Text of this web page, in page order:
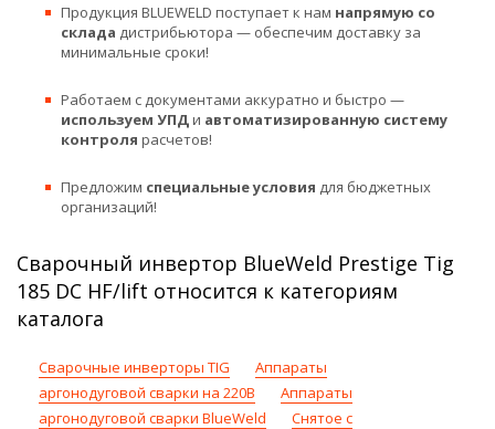
Продукция BLUEWELD поступает к нам напрямую со
склада дистрибьютора — обеспечим доставку за
минимальные сроки!
Работаем с документами аккуратно и быстро —
используем УПДи автоматизированную систему
контроля расчетов!
Предложим специальные условия для бюджетных
организаций!
Сварочный инвертор BlueWeld Prestige Tig
185 DС HF/lift относится к категориям
каталога
Сварочные инверторы TIG
Аппараты
аргонодуговой сварки на 220В
Аппараты
аргонодуговой сварки BlueWeld
Снятое с